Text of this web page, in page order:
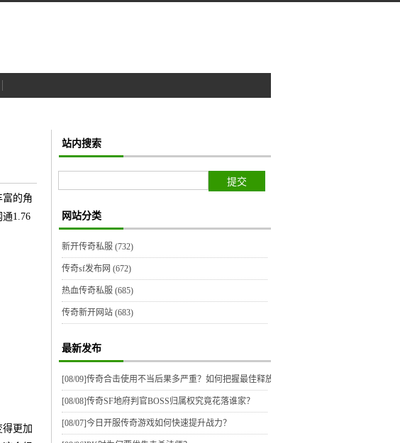
富的角
1.76
更加
站内搜索
网站分类
新开传奇私服 (732)
传奇sf发布网 (672)
热血传奇私服 (685)
传奇新开网站 (683)
最新发布
[08/09]传奇合击使用不当后果多严重？如何把握最佳释放时机？
[08/08]传奇SF地府判官BOSS归属权究竟花落谁家？
[08/07]今日开服传奇游戏如何快速提升战力？